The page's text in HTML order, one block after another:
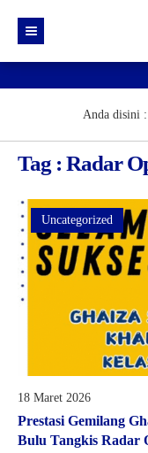
Data Guru
Portal Siswa
SPMB
SNBP
Anda disini :
Tag : Radar
Uncategorized
18 Maret 2026
Prestasi Gemilang
Bulu Tangkis Radar